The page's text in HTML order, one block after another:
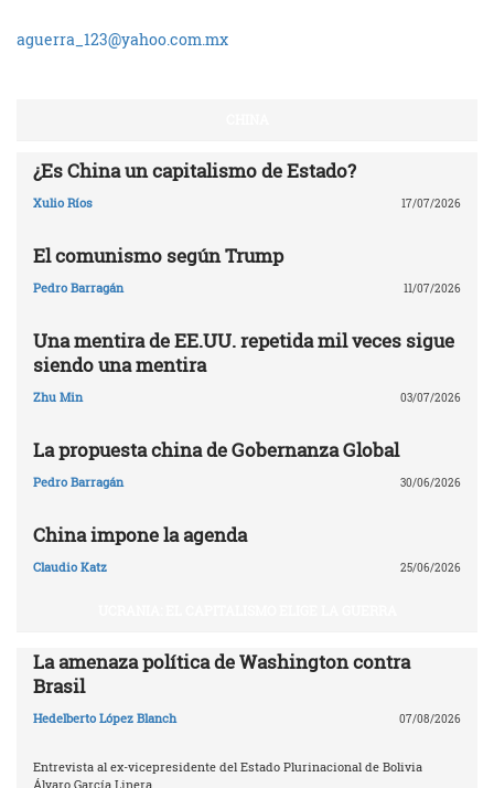
aguerra_123@yahoo.com.mx
¿Es China un capitalismo de Estado?
Xulio Ríos 17/07/2026
El comunismo según Trump
Pedro Barragán 11/07/2026
Una mentira de EE.UU. repetida mil veces sigue
siendo una mentira
Zhu Min 03/07/2026
La propuesta china de Gobernanza Global
Pedro Barragán 30/06/2026
China impone la agenda
Claudio Katz 25/06/2026
La amenaza política de Washington contra
Brasil
Hedelberto López Blanch 07/08/2026
Entrevista al ex-vicepresidente del Estado Plurinacional de Bolivia
Álvaro García Linera